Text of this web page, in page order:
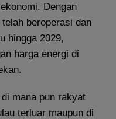
Dengan
beroperasi dan
hingga 2029,
harga energi di
mana pun rakyat
terluar maupun di